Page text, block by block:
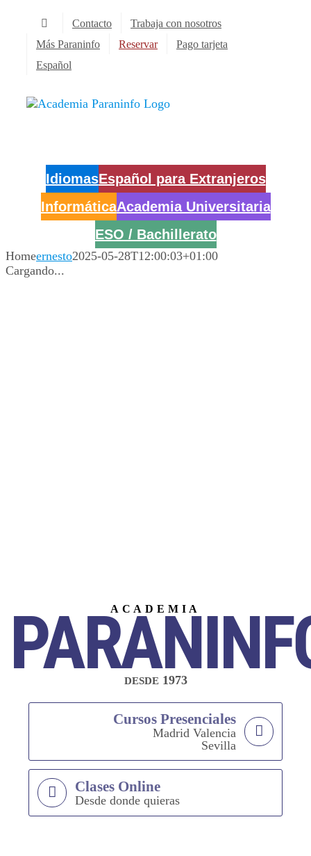
contenido
Contacto
Trabaja con nosotros
Más Paraninfo
Reservar
Pago tarjeta
Español
IdiomasEspañol para Extranjeros
InformáticaAcademia Universitaria
ESO / Bachillerato
Homeernesto2025-05-28T12:00:03+01:00
Cargando...
ACADEMIA
DESDE1973
Cursos Presenciales
Madrid Valencia
Sevilla
Clases Online
Desde donde quieras